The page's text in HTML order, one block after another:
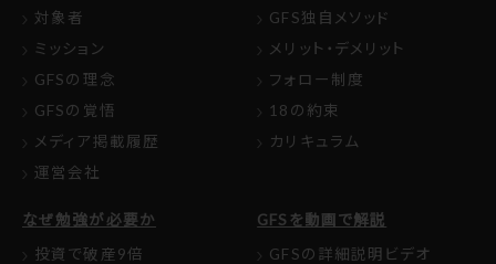
対象者
ミッション
GFSの理念
GFSの覚悟
メディア掲載履歴
運営会社
GFS独自メソッド
メリット・デメリット
フォロー制度
18の約束
カリキュラム
なぜ勉強が必要か
投資で破産9倍
GFSを動画で解説
GFSの詳細説明ビデオ